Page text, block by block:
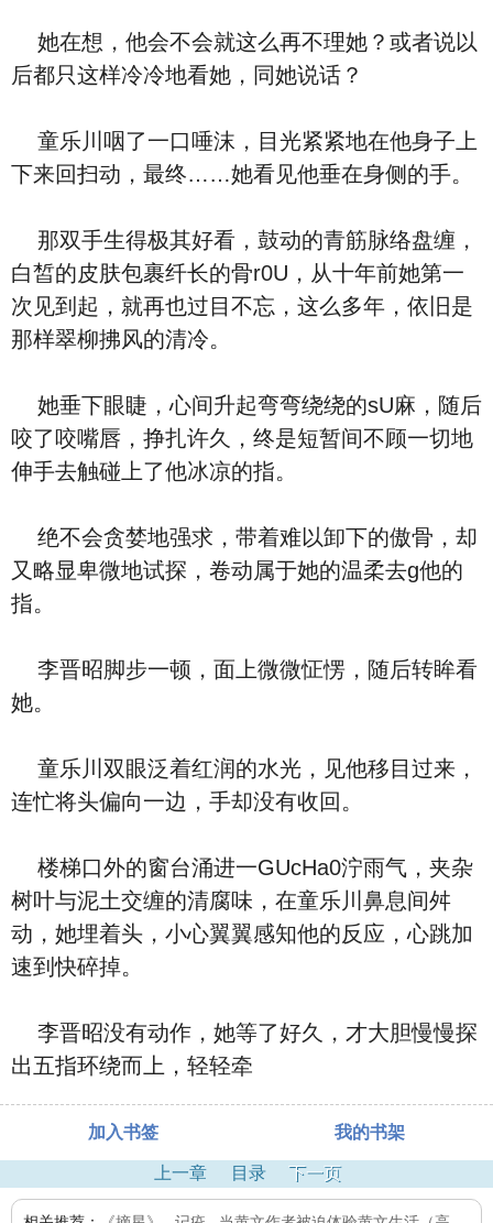
她在想，他会不会就这么再不理她？或者说以
后都只这样冷冷地看她，同她说话？
童乐川咽了一口唾沫，目光紧紧地在他身子上
下来回扫动，最终……她看见他垂在身侧的手。
那双手生得极其好看，鼓动的青筋脉络盘缠，
白皙的皮肤包裹纤长的骨r0U，从十年前她第一
次见到起，就再也过目不忘，这么多年，依旧是
那样翠柳拂风的清冷。
她垂下眼睫，心间升起弯弯绕绕的sU麻，随后
咬了咬嘴唇，挣扎许久，终是短暂间不顾一切地
伸手去触碰上了他冰凉的指。
绝不会贪婪地强求，带着难以卸下的傲骨，却
又略显卑微地试探，卷动属于她的温柔去g他的
指。
李晋昭脚步一顿，面上微微怔愣，随后转眸看
她。
童乐川双眼泛着红润的水光，见他移目过来，
连忙将头偏向一边，手却没有收回。
楼梯口外的窗台涌进一GUcHa0泞雨气，夹杂
树叶与泥土交缠的清腐味，在童乐川鼻息间舛
动，她埋着头，小心翼翼感知他的反应，心跳加
速到快碎掉。
李晋昭没有动作，她等了好久，才大胆慢慢探
出五指环绕而上，轻轻牵
加入书签 我的书架
上一章 目录 下一页